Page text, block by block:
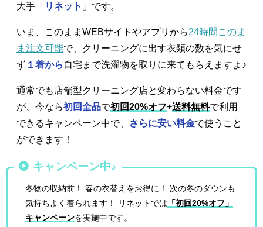
大手「 リネット 」です。
いま、このままWEBサイトやアプリから24時間このま
ま注文可能で、クリーニングに出す衣類の数を気にせ
ず １着から 自宅まで洗濯物を取りに来てもらえますよ♪
通常でも店舗型クリーニング店と変わらない料金です
が、今なら初回全品で初回20%オフ+送料無料で利用
できるキャンペーン中で、
さらに安い料金で使うこと
ができます！
キャンペーン中♪
冬物の収納前！ 春の衣替えをお得に！ 次の冬のダウンも
気持ちよく着られます！ リネットでは 「初回20%オフ」
キャンペーンを実施中です。